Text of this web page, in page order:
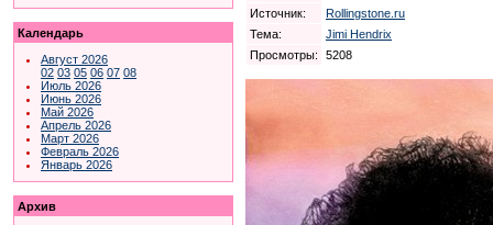
Календарь
Август 2026
02 03 05 06 07 08
Июль 2026
Июнь 2026
Май 2026
Апрель 2026
Март 2026
Февраль 2026
Январь 2026
Архив
Источник:
Rollingstone.ru
Тема:
Jimi Hendrix
Просмотры:
5208